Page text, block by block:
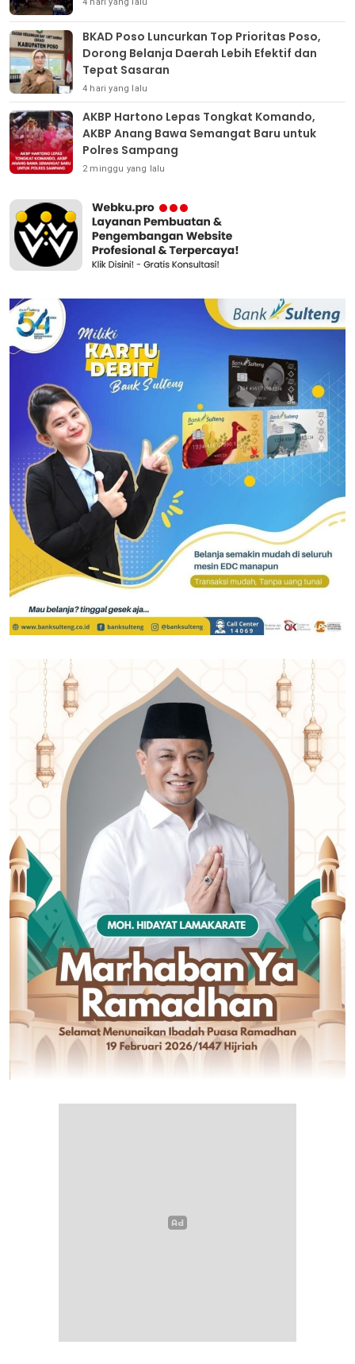
BKAD Poso Luncurkan Top Prioritas Poso,
Dorong Belanja Daerah Lebih Efektif dan
Tepat Sasaran
4 hari yang lalu
AKBP Hartono Lepas Tongkat Komando,
AKBP Anang Bawa Semangat Baru untuk
Polres Sampang
2 minggu yang lalu